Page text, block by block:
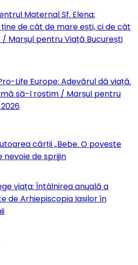
Maternal Sf. Elena:
de cât de mare ești, ci de cât
Marșul pentru Viață București
Life Europe: Adevărul dă viață.
să-l rostim / Marșul pentru
cărții „Bebe. O poveste
nevoie de sprijin
viața: Întâlnirea anuală a
de Arhiepiscopia Iașilor în